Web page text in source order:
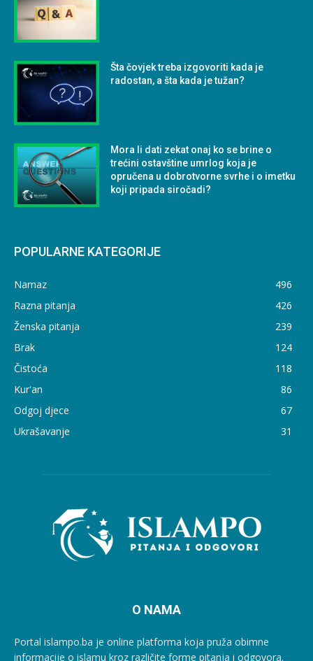
Šta čovjek treba izgovoriti kada je
radostan, a šta kada je tužan?
Mora li dati zekat onaj ko se brine o
trećini ostavštine umrlog koja je
opručena u dobrotvorne svrhe i o imetku
koji pripada siročadi?
POPULARNE KATEGORIJE
Namaz
496
Razna pitanja
426
Ženska pitanja
239
Brak
124
Čistoća
118
Kur'an
86
Odgoj djece
67
Ukrašavanje
31
O NAMA
Portal islampo.ba je online platforma koja pruža obimne
informacije o islamu kroz različite forme pitanja i odgovora.